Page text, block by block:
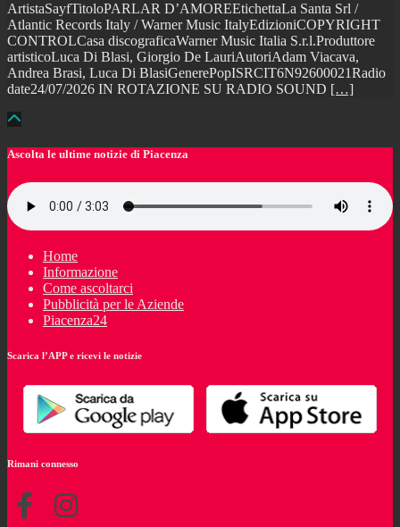
ArtistaSayfTitoloPARLAR D’AMOREEtichettaLa Santa Srl /
Atlantic Records Italy / Warner Music ItalyEdizioniCOPYRIGHT
CONTROLCasa discograficaWarner Music Italia S.r.l.Produttore
artisticoLuca Di Blasi, Giorgio De LauriAutoriAdam Viacava,
Andrea Brasi, Luca Di BlasiGenerePopISRCIT6N92600021Radio
date24/07/2026 IN ROTAZIONE SU RADIO SOUND […]
Ascolta le ultime notizie di Piacenza
Home
Informazione
Come ascoltarci
Pubblicità per le Aziende
Piacenza24
Scarica l’APP e ricevi le notizie
Rimani connesso